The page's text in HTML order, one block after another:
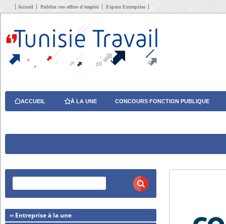
Accueil Publiez vos offres d’emploi Espace Entreprise
ACCUEIL À LA UNE CONCOURS FONCTION PUBLIQUE
›› Entreprise à la une